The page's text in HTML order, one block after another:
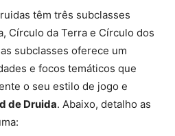
têm três subclasses
Círculo da Terra e Círculo dos
subclasses oferece um
e focos temáticos que
o seu estilo de jogo e
de Druida. Abaixo, detalho as